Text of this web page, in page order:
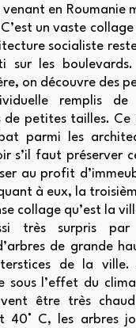
en Roumanie
un vaste
socialiste
les boulevards.
on découvre des
remplis de
de petites tailles.
parmi les
s’il faut préserver
au profit
à eux, la
collage qu’est la
très surpris par
de grande
de la ville.
sous l’effet du
être très
40° C, les arbres